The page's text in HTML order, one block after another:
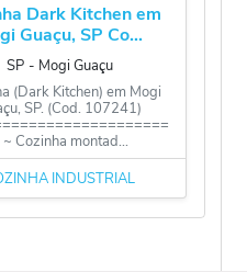
Dark Kitchen em
Guaçu, SP Co...
SP ‐ Mogi Guaçu
(Dark Kitchen) em Mogi
SP. (Cod. 107241)
Cozinha montad...
INDUSTRIAL